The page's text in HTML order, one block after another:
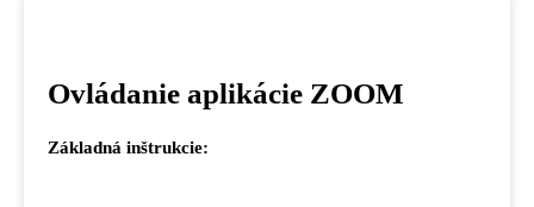
Ovládanie aplikácie ZOOM
Základná inštrukcie: